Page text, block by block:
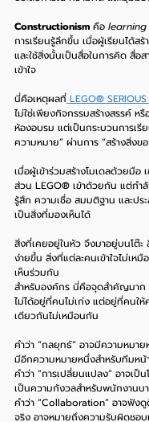
Constructionism คือ
การเรียนรู้ลึกขึ้น เมื่อผู้เรียนได้ส
และใช้สิ่งนั้นเป็นสื่อในการคิด สื่อส
เข้าใจ
นี่คือเหตุผลที่ LEGO®
ไม่ใช่เพียงกิจกรรมสร้างสรรค์ ห
ห้องอบรม แต่เป็นกระบวนการเรี
ความหมาย” ผ่านการ “สร้างสิ่งข
เมื่อผู้เข้าร่วมสร้างโมเดลด้วยมือ
ส่วน LEGO® เข้าด้วยกัน แต่กำ
รู้สึก ความเชื่อ สมมติฐาน และป
เป็นสิ่งที่มองเห็นได้
สิ่งที่เคยอยู่ในหัว จึงมาอยู่บนโต๊
ง่ายขึ้น สิ่งที่แต่ละคนเข้าใจไม่เห
เห็นร่วมกัน
สำหรับองค์กร นี่คือจุดสำคัญมาก
ไม่ได้อยู่ที่คนไม่เก่ง แต่อยู่ที่คนใ
เดียวกันไม่เหมือนกัน
คำว่า “กลยุทธ์” อาจมีความหมา
มีอีกความหมายหนึ่งสำหรับทีมหน้
คำว่า “การเปลี่ยนแปลง” อาจเป็
เป็นความกังวลสำหรับพนักงานบ
คำว่า “Collaboration” อาจฟัง
จริง อาจหมายถึงความรับผิดชอ